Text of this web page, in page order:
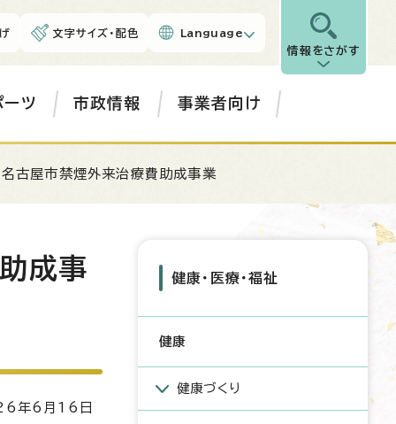
文字サイズ・配色 Language
情報をさがす
ーツ 市政情報 事業者向け
古屋市禁煙外来治療費助成事業
成事
年6月16日
健康・医療・福祉
健康
健康づくり